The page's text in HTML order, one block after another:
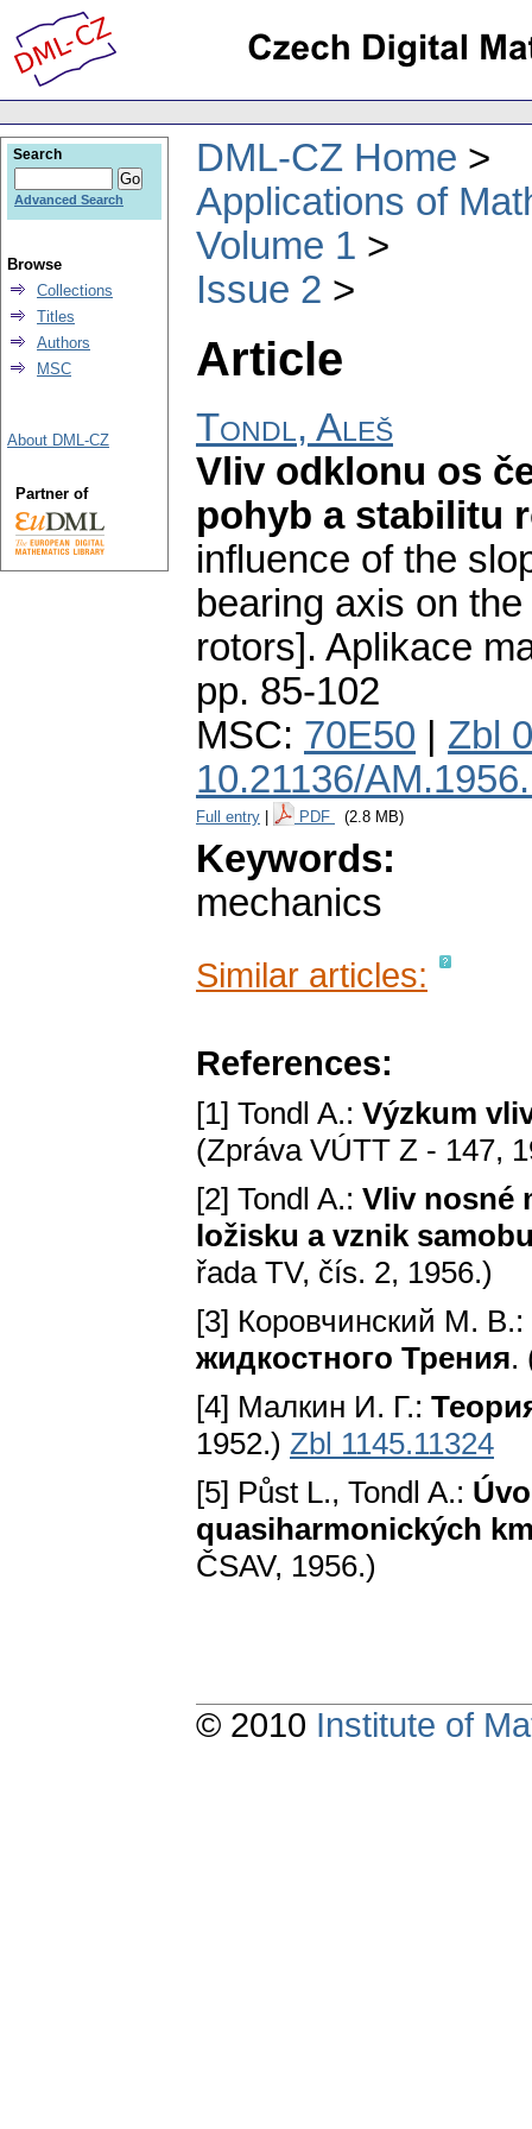
DML-CZ Home
Applications of
Volume 1
Issue 2
Article
Tondl, Aleš
Vliv odklonu os
pohyb a stabilitu
influence of the
bearing axis on
rotors]. Aplikace
pp. 85-102
MSC: 70E50
Zbl
10.21136/
Full entry PDF (2.8 MB)
Keywords:
mechanics
Similar articles:
References:
[1] Tondl A.: Výzkum
(Zpráva VÚTT Z - 147,
[2] Tondl A.: Vliv nosné
ložisku a vznik
řada TV, čís. 2, 1956.)
[3] Коровчинский M. В.:
жидкостного Трения.
[4] Малкин И. Г.:
1952.) Zbl 1145.11324
[5] Půst L., Tondl A.:
quasiharmonických
ČSAV, 1956.)
Search
Advanced Search
Browse
Collections
Titles
Authors
MSC
About DML-CZ
Partner of
© 2010 Institute of